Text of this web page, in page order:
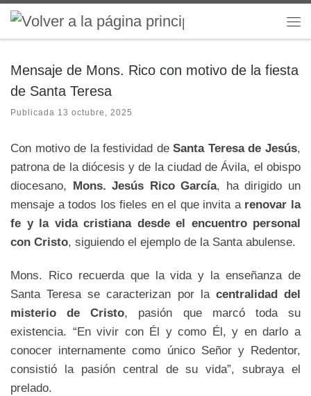
Saltar al contenido
Mensaje de Mons. Rico con motivo de la fiesta
de Santa Teresa
Publicada 13 octubre, 2025
Con motivo de la festividad deSanta Teresa de Jesús,
patrona de la diócesis y de la ciudad de Ávila, el obispo
diocesano, Mons. Jesús Rico García, ha dirigido un
mensaje a todos los fieles en el que invita a renovar la
fe y la vida cristiana desde el encuentro personal
con Cristo, siguiendo el ejemplo de la Santa abulense.
Mons. Rico recuerda que la vida y la enseñanza de
Santa Teresa se caracterizan por la centralidad del
misterio de Cristo, pasión que marcó toda su
existencia. “En vivir con Él y como Él, y en darlo a
conocer internamente como único Señor y Redentor,
consistió la pasión central de su vida”, subraya el
prelado.